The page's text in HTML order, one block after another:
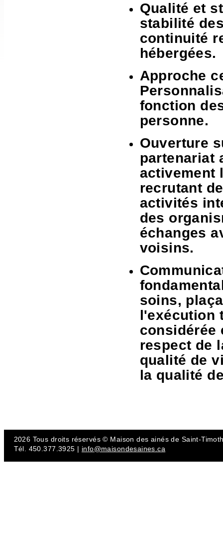
Qualité et
stabilité
continuité
hébergées.
Approche
fonction
personne.
Ouverture
partenariat
activement
recrutant
activités
des
échanges
voisins.
soins,
l'exécution
considérée
respect de
qualité de
la qualité
2026 Tous droits réservés © Maison des ainés de Saint-
Tél. 450.377.3925 | info@maisondesaines.ca